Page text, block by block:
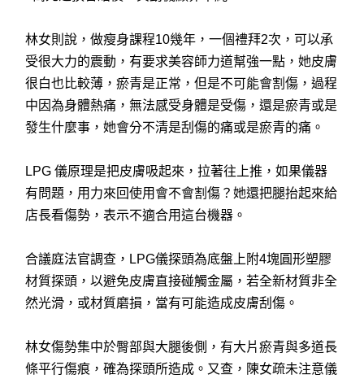
林女則說，做瘦身課程10幾年，一個禮拜2次，可以承
受很大力的震動，有要求美容師力道幫強一點，她皮膚
很白也比較薄，瘀青是正常，但是不可能會割傷，過程
中因為身體熱痛，無法感受身體是受傷，還是瘀青或是
發生什麼事，她會分不清是刮傷的痛或是瘀青的痛。
LPG 儀原理是把皮膚吸起來，拉著往上推，如果儀器
有問題，用力來回使用會不會割傷？她還把腿抬起來給
店長看傷勢，表示不適合用這台機器。
合議庭法官調查，LPG儀探頭為底盤上附4塊圓形塑膠
材質探頭，以避免皮膚直接碰觸金屬，若全新材質非全
然光滑，或材質磨損，當有可能造成皮膚刮傷。
林女傷勢集中於臀部與大腿後側，有大片瘀青與多道長
條平行傷痕，確為探頭所造成。又查，陳女疏未注意儀